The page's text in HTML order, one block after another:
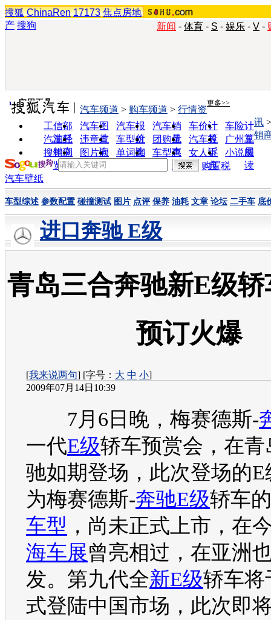
搜狐 ChinaRen 17173 焦点房地
产 搜狗 新闻 - 体育 - S - 娱乐 - V -
实用工具 更多>>
工信部
油耗
汽车图
片
汽车报
价
汽车销
量
车价计
算
车险计
算
汽车经
销商
违章查
询
车型对
比
团购优
惠
汽车投
诉
广州车
展
搜狗浏
览器
图片欣
赏
单词翻
车型查
询
女人宝
典
小说阅
读
汽车频道 > 购车频道 > 行情资
讯
销
购置税
汽车壁纸
车型综述 参数配置 碰撞测试 图片 点评 保养 油耗 文章 论坛 二手车 底
进口奔驰 E级
青岛三合奔驰新E级
预订火爆
[我来说两句] [字号： 大 中 小]
2009年07月14日10:39
7月6日晚，梅赛德斯-
一代E级轿车预赏会，在青
驰如期登场，此次登场的E
为梅赛德斯-奔驰E级轿车
车型 ，尚未正式上市，在
海车展曾亮相过，在亚洲
发。第九代全新E级轿车将
式登陆中国市场，此次即